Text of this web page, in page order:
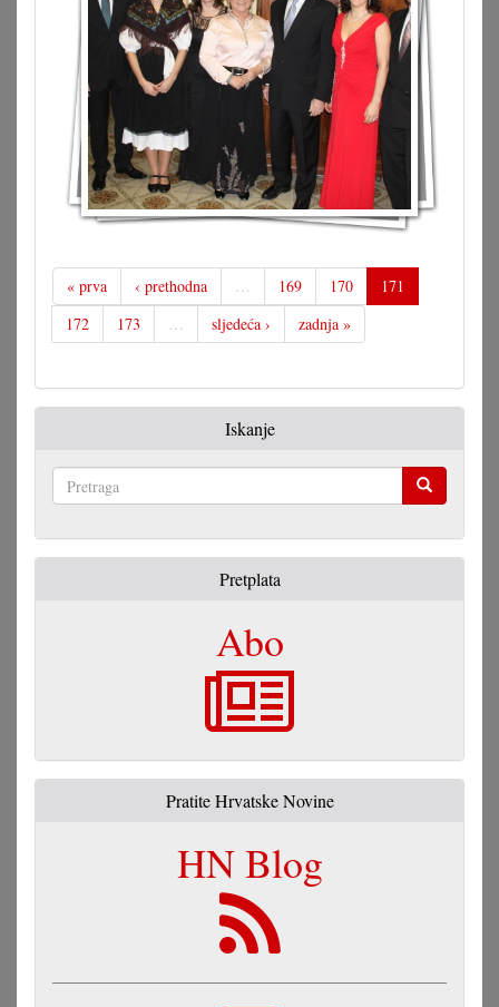
« prva ‹ prethodna … 169 170
171
172
173 … sljedeća › zadnja »
Iskanje
Pretplata
Abo
Pratite Hrvatske Novine
HN Blog